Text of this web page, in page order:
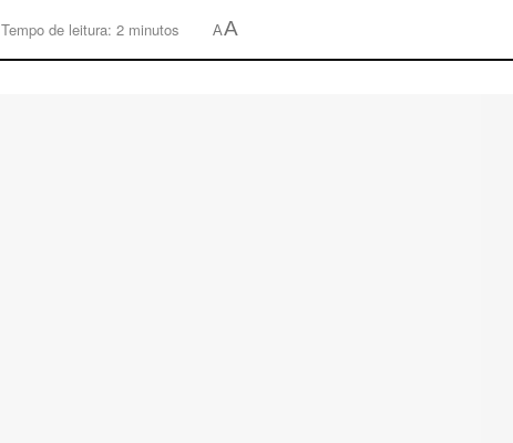
Tempo de leitura: 2 minutos AA